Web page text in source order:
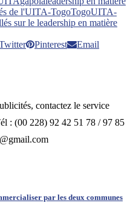
de l'UITA-TogoTogoUITA-
sur le leadership en matière
Pinterest Email
contactez le service
: (00 228) 92 42 51 78 / 97 85
par les deux communes